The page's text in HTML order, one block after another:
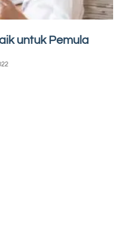
untuk Pemula